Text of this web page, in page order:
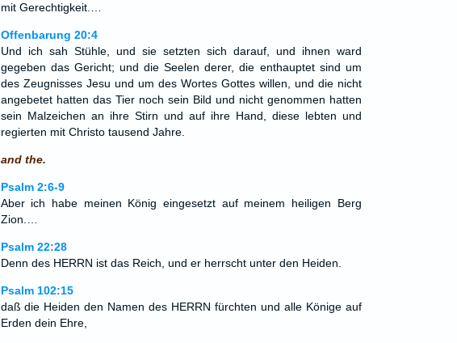
mit Gerechtigkeit.…
Offenbarung 20:4
Und ich sah Stühle, und sie setzten sich darauf, und ihnen ward
gegeben das Gericht; und die Seelen derer, die enthauptet sind um
des Zeugnisses Jesu und um des Wortes Gottes willen, und die nicht
angebetet hatten das Tier noch sein Bild und nicht genommen hatten
sein Malzeichen an ihre Stirn und auf ihre Hand, diese lebten und
regierten mit Christo tausend Jahre.
and the.
Psalm 2:6-9
Aber ich habe meinen König eingesetzt auf meinem heiligen Berg
Zion.…
Psalm 22:28
Denn des HERRN ist das Reich, und er herrscht unter den Heiden.
Psalm 102:15
daß die Heiden den Namen des HERRN fürchten und alle Könige auf
Erden dein Ehre,